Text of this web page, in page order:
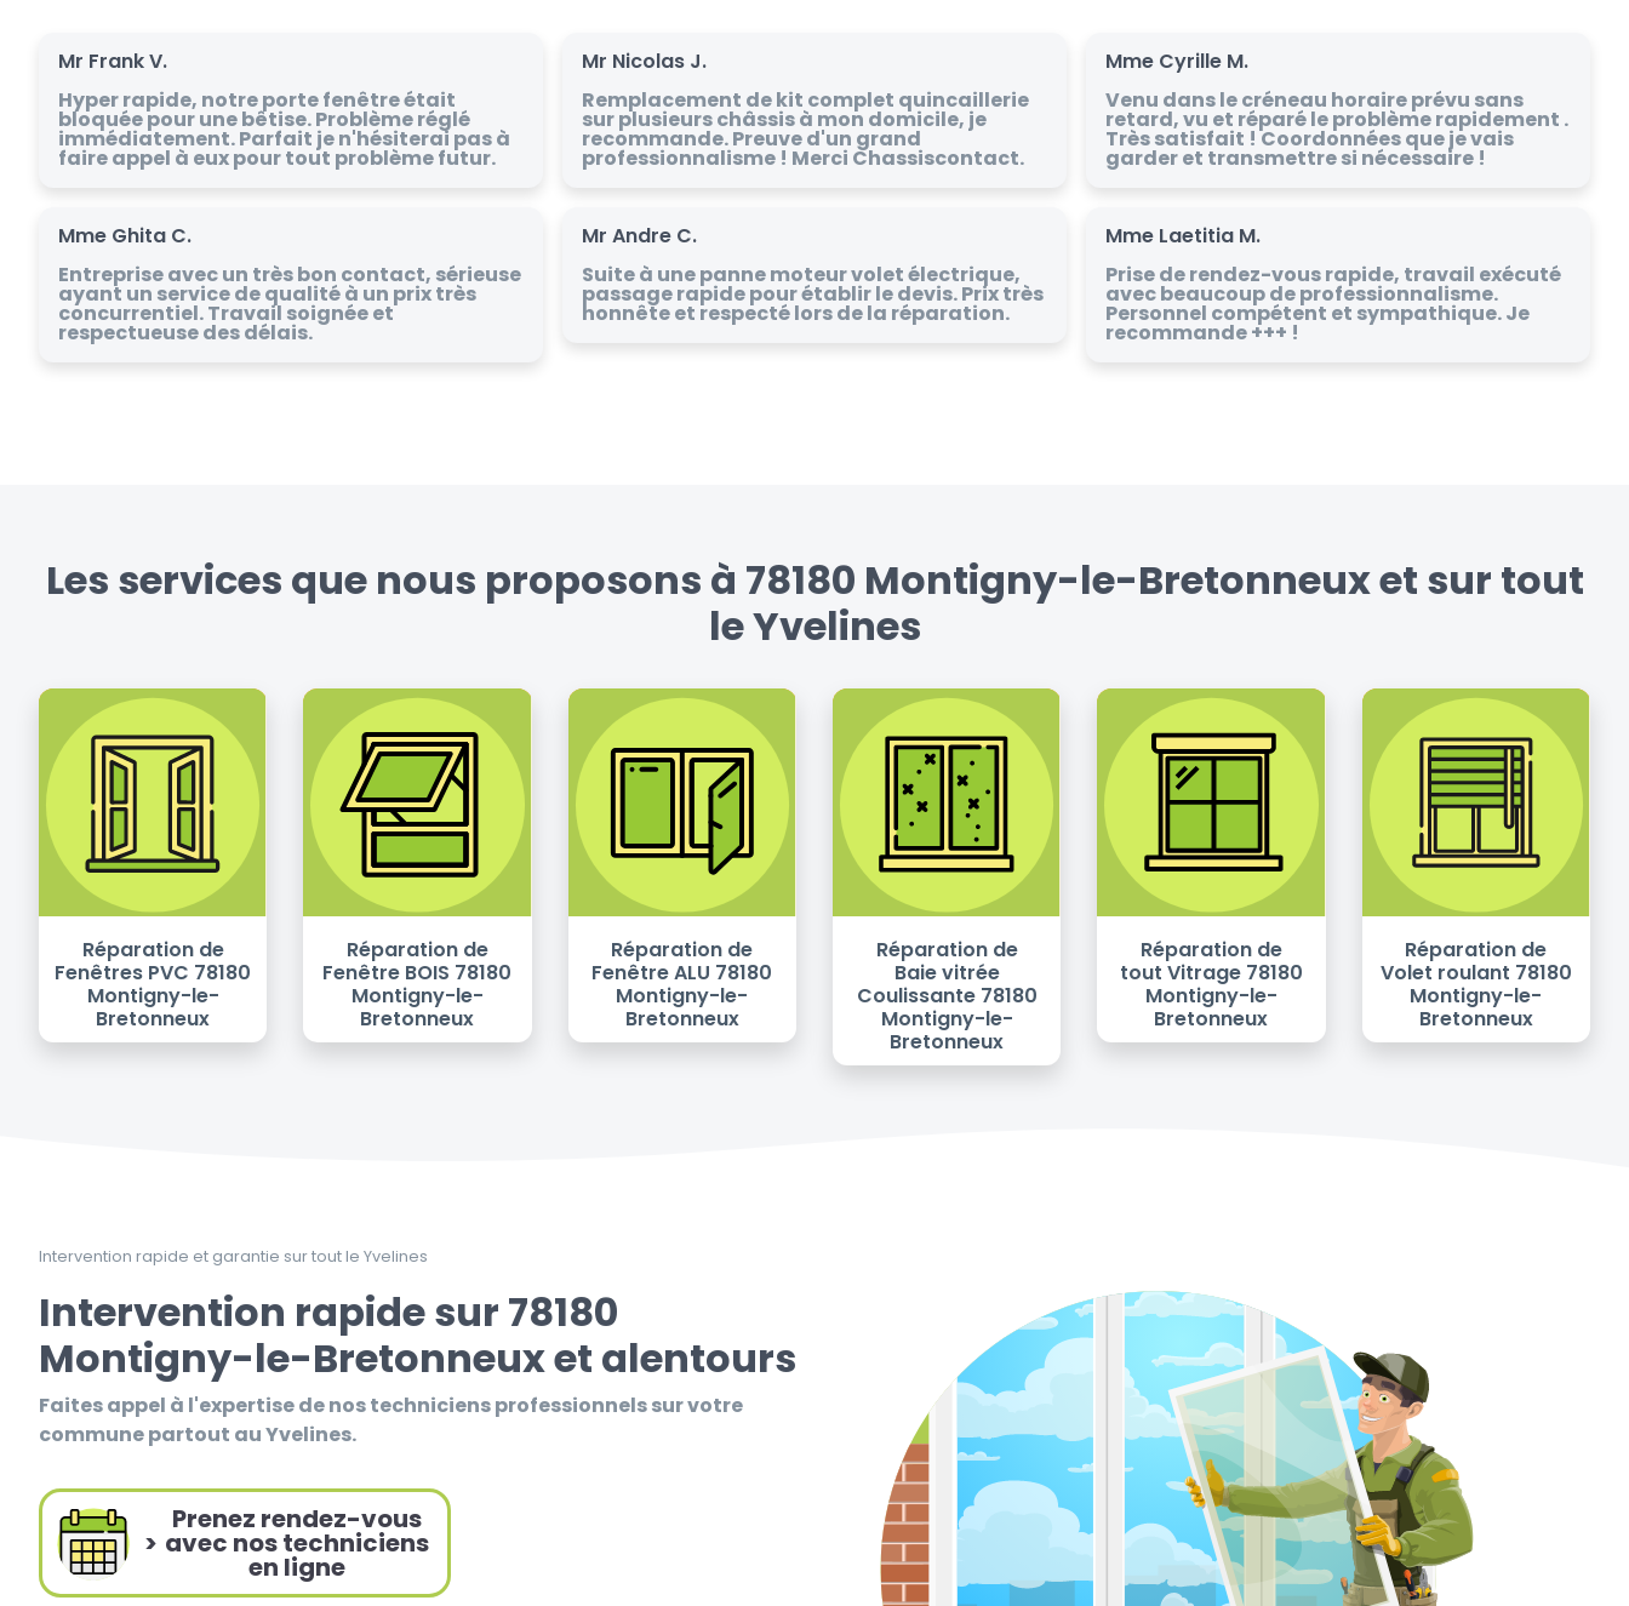
Mr Frank V.
Hyper rapide, notre porte fenêtre était
bloquée pour une bêtise. Problème réglé
immédiatement. Parfait je n'hésiterai pas à
faire appel à eux pour tout problème futur.
Mr Nicolas J.
Remplacement de kit complet quincaillerie
sur plusieurs châssis à mon domicile, je
recommande. Preuve d'un grand
professionnalisme ! Merci Chassiscontact.
Mme Cyrille M.
Venu dans le créneau horaire prévu sans
retard, vu et réparé le problème rapidement .
Très satisfait ! Coordonnées que je vais
garder et transmettre si nécessaire !
Mme Ghita C.
Entreprise avec un très bon contact, sérieuse
ayant un service de qualité à un prix très
concurrentiel. Travail soignée et
respectueuse des délais.
Mr Andre C.
Suite à une panne moteur volet électrique,
passage rapide pour établir le devis. Prix très
honnête et respecté lors de la réparation.
Mme Laetitia M.
Prise de rendez-vous rapide, travail exécuté
avec beaucoup de professionnalisme.
Personnel compétent et sympathique. Je
recommande +++ !
Les services que nous proposons à 78180 Montigny-le-Bretonneux et sur tout
le Yvelines
Réparation de
Fenêtres PVC 78180
Montigny-le-
Bretonneux
Réparation de
Fenêtre BOIS 78180
Montigny-le-
Bretonneux
Réparation de
Fenêtre ALU 78180
Montigny-le-
Bretonneux
Réparation de
Baie vitrée
Coulissante 78180
Montigny-le-
Bretonneux
Réparation de
tout Vitrage 78180
Montigny-le-
Bretonneux
Réparation de
Volet roulant 78180
Montigny-le-
Bretonneux
Intervention rapide et garantie sur tout le Yvelines
Intervention rapide sur 78180
Montigny-le-Bretonneux et alentours
Faites appel à l'expertise de nos techniciens professionnels sur votre
commune partout au Yvelines.
>
Prenez rendez-vous
avec nos techniciens
en ligne